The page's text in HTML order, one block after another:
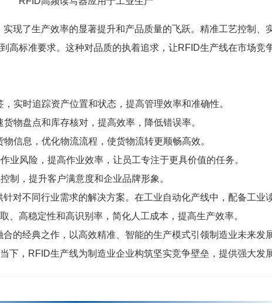
现了生产效率的显著提升和产品质量的飞跃。精准工艺控制、
高标准要求。这种对品质的执着追求，让RFID生产线在市场竞
实时追踪资产位置和状态，提高管理效率和准确性。
物盘点和库存核对，提高效率，降低错误率。
信息，优化物流流程，使货物流转更顺畅高效。
业风险，提高作业效率，让员工专注于更具价值的任务。
制，提升客户满意度和企业品牌形象。
针对不同行业需求的解决方案。在工业自动化产线中，配备工业
、高稳定性和高识别率，简化人工成本，提高生产效率。
的经典之作，以高效精准、智能的生产模式引领制造业未来发
下，RFID生产线为制造业企业构筑坚实竞争壁垒，提供强大发